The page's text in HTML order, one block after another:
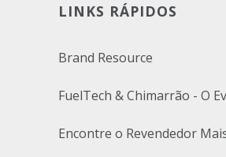
LINKS RÁPIDOS
Brand Resource
FuelTech & Chimarrão - O
Encontre o Revendedor